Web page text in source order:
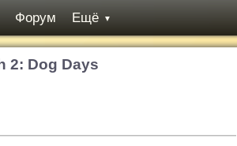
Форум Ещё ▼
2: Dog Days